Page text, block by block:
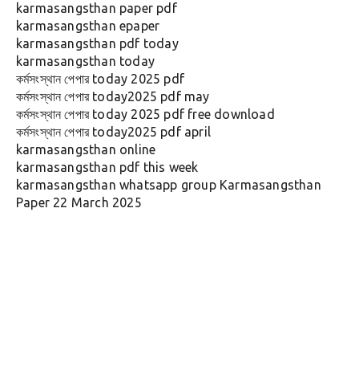
karmasangsthan paper pdf
karmasangsthan epaper
karmasangsthan pdf today
karmasangsthan today
কর্মসংস্থান পেপার today 2025 pdf
কর্মসংস্থান পেপার today2025 pdf may
কর্মসংস্থান পেপার today 2025 pdf free download
কর্মসংস্থান পেপার today2025 pdf april
karmasangsthan online
karmasangsthan pdf this week
karmasangsthan whatsapp group Karmasangsthan
Paper 22 March 2025